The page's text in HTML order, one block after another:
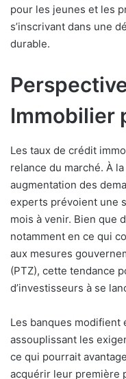
pour les jeunes et les
s’inscrivant dans une
durable.
Immobilier
Les taux de crédit
relance du marché. À
augmentation des
experts prévoient une
mois à venir. Bien que
notamment en ce qui
aux mesures
(PTZ), cette tendance
d’investisseurs à se
Les banques modifient
assouplissant les
ce qui pourrait
acquérir leur première